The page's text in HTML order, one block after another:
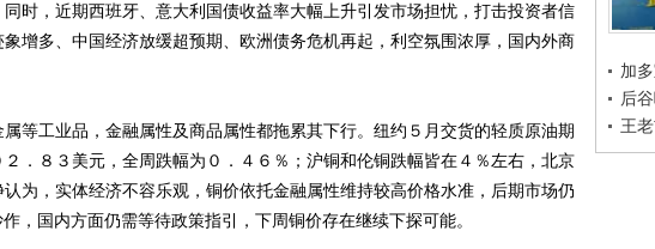
加
后
王
时，近期西班牙、意大利国债收益率大幅上升引发市场担忧，打击投资者信
增多、中国经济放缓超预期、欧洲债务危机再起，利空氛围浓厚，国内外商
工业品，金融属性及商品属性都拖累其下行。纽约５月交货的轻质原油期
．８３美元，全周跌幅为０．４６％；沪铜和伦铜跌幅皆在４％左右，北京
为，实体经济不容乐观，铜价依托金融属性维持较高价格水准，后期市场仍
，国内方面仍需等待政策指引，下周铜价存在继续下探可能。